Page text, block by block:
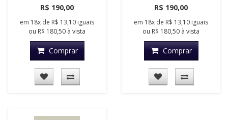
R$ 190,00
em 18x de R$ 13,10 iguais
ou R$ 180,50 à vista
Comprar
R$ 190,00
em 18x de R$ 13,10 iguais
ou R$ 180,50 à vista
Comprar